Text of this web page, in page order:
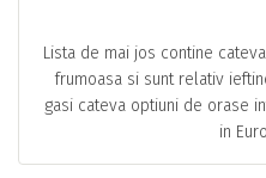
Lista de mai jos contine
frumoasa si sunt relativ
gasi cateva optiuni de orase
in